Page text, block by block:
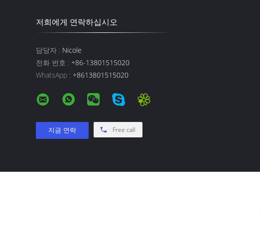
저희에게 연락하십시오
담당자 : Nicole
전화 번호 : +86-13801515020
WhatsApp : +8613801515020
Free call